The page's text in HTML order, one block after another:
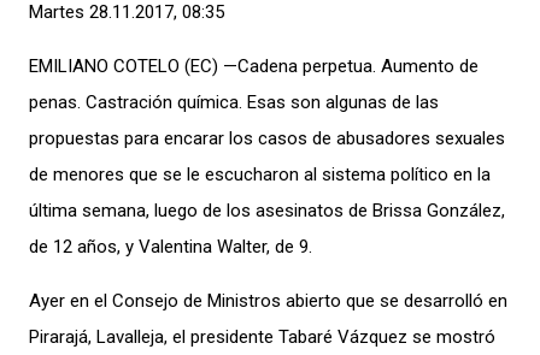
Martes 28.11.2017, 08:35
EMILIANO COTELO (EC) —Cadena perpetua. Aumento de
penas. Castración química. Esas son algunas de las
propuestas para encarar los casos de abusadores sexuales
de menores que se le escucharon al sistema político en la
última semana, luego de los asesinatos de Brissa González,
de 12 años, y Valentina Walter, de 9.
Ayer en el Consejo de Ministros abierto que se desarrolló en
Pirarajá, Lavalleja, el presidente Tabaré Vázquez se mostró